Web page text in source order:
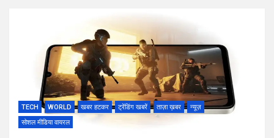
TECH WORLD खबर हटकर ट्रेंडिंग खबरें ताज़ा ख़बर
न्यूज़
सोशल मीडिया वायरल